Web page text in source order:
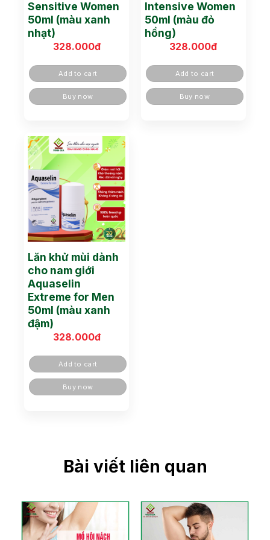
Sensitive Women
50ml (màu xanh
nhạt)
328.000đ
Add to cart
Buy now
Intensive Women
50ml (màu đỏ
hồng)
328.000đ
Add to cart
Buy now
Lăn khử mùi dành
cho nam giới
Aquaselin
Extreme for Men
50ml (màu xanh
đậm)
328.000đ
Add to cart
Buy now
Bài viết liên quan